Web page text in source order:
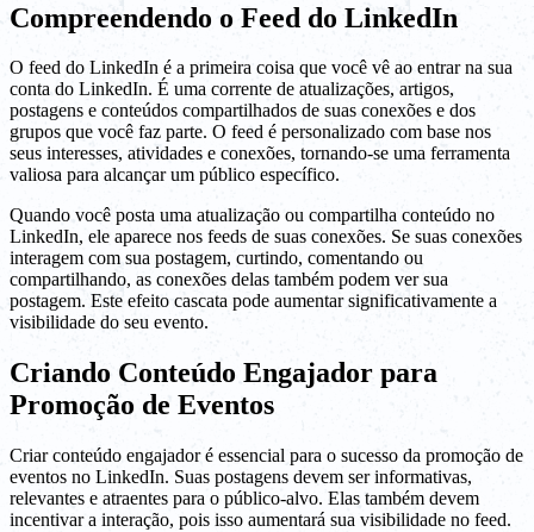
Compreendendo o Feed do LinkedIn
O feed do LinkedIn é a primeira coisa que você vê ao entrar na sua
conta do LinkedIn. É uma corrente de atualizações, artigos,
postagens e conteúdos compartilhados de suas conexões e dos
grupos que você faz parte. O feed é personalizado com base nos
seus interesses, atividades e conexões, tornando-se uma ferramenta
valiosa para alcançar um público específico.
Quando você posta uma atualização ou compartilha conteúdo no
LinkedIn, ele aparece nos feeds de suas conexões. Se suas conexões
interagem com sua postagem, curtindo, comentando ou
compartilhando, as conexões delas também podem ver sua
postagem. Este efeito cascata pode aumentar significativamente a
visibilidade do seu evento.
Criando Conteúdo Engajador para
Promoção de Eventos
Criar conteúdo engajador é essencial para o sucesso da promoção de
eventos no LinkedIn. Suas postagens devem ser informativas,
relevantes e atraentes para o público-alvo. Elas também devem
incentivar a interação, pois isso aumentará sua visibilidade no feed.